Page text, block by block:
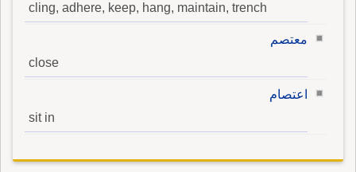
cling, adhere, keep, hang, maintain, trench
معتصم
close
اعتصام
sit in